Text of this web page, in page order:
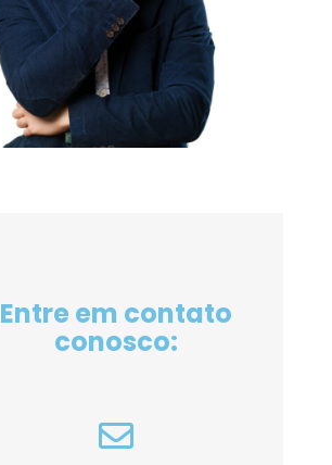
Entre em contato
conosco: